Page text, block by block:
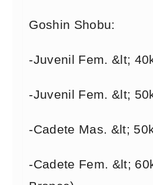
Goshin Shobu:
-Juvenil Fem. &lt;
-Juvenil Fem. &lt;
-Cadete Mas. &lt;
-Cadete Fem. &lt;